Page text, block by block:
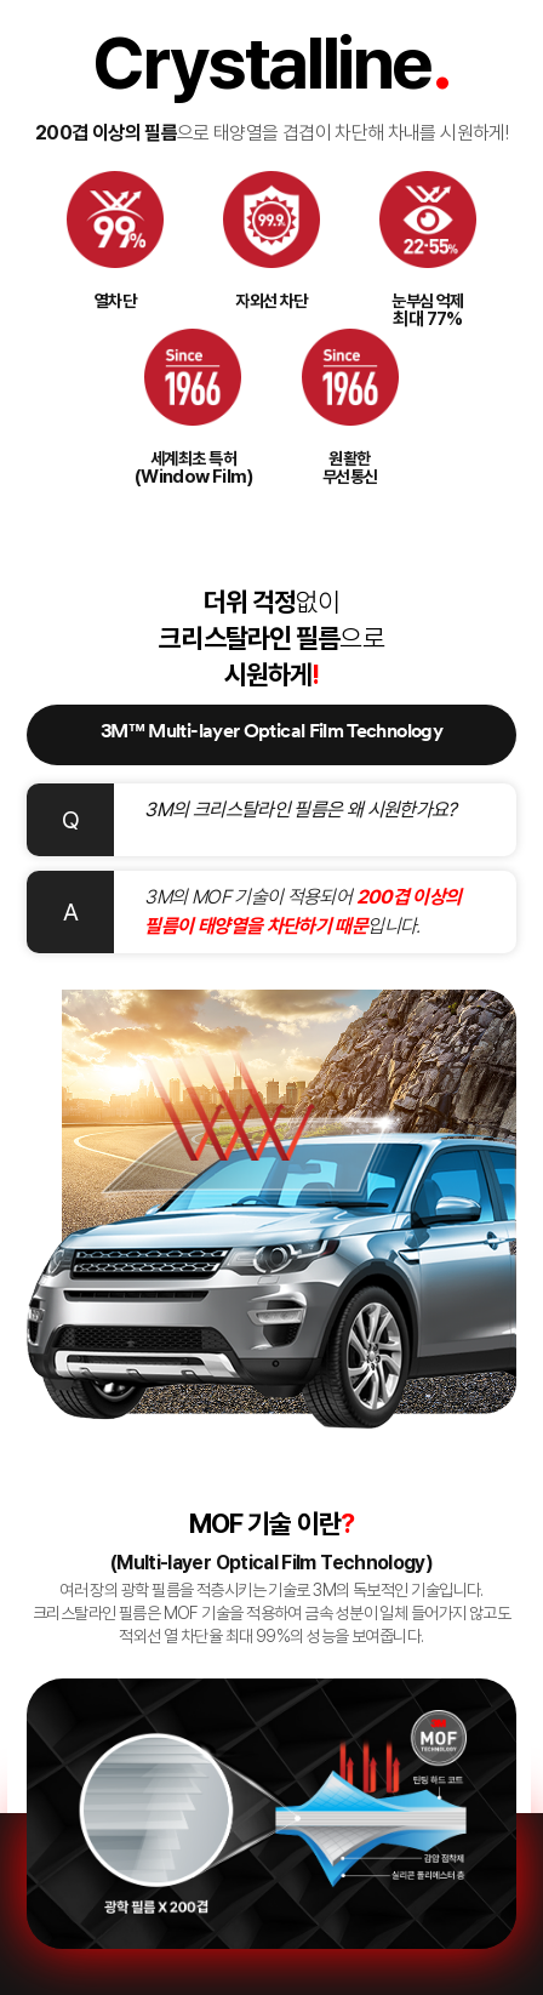
Crystalline.
200겹 이상의 필름으로 태양열을 겹겹이 차단해 차내를 시원하게!
열차단 자외선 차단 눈부심 억제
최대 77%
세계최초 특허
(Window Film)
원활한
무선통신
더위 걱정없이
크리스탈라인 필름으로
시원하게 !
3M™ Multi-layer Optical Film Technology
Q 3M의 크리스탈라인 필름은 왜 시원한가요?
A
3M의 MOF 기술이 적용되어200겹 이상의
필름이 태양열을 차단하기 때문입니다.
MOF 기술 이란?
(Multi-layer Optical Film Technology)
여러 장의 광학 필름을 적층시키는 기술로 3M의 독보적인 기술입니다.
크리스탈라인 필름은 MOF 기술을 적용하여 금속 성분이 일체 들어가지 않고도
적외선 열 차단율 최대 99%의 성능을 보여줍니다.